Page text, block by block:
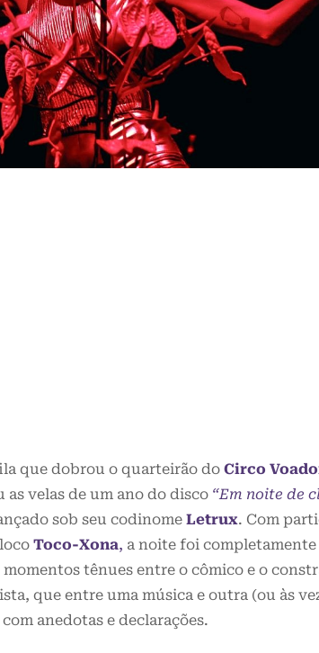
que dobrou o quarteirão do Circo
as velas de um ano do disco “Em noite de
sob seu codinome Letrux. Com
Toco-Xona, a noite foi
tênues entre o cômico e o
que entre uma música e outra (ou às
anedotas e declarações.